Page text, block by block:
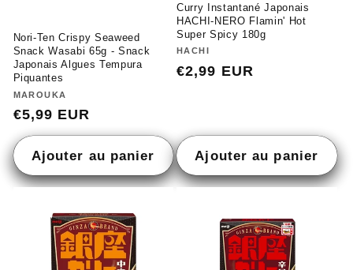
Nori-Ten Crispy Seaweed
Snack Wasabi 65g - Snack
Japonais Algues Tempura
Piquantes
Fournisseur :
MAROUKA
Prix
habituel
€5,99 EUR
Ajouter au panier
Curry Instantané Japonais
HACHI-NERO Flamin' Hot
Super Spicy 180g
Fournisseur :
HACHI
Prix
€2,99 EUR
Ajouter au panier